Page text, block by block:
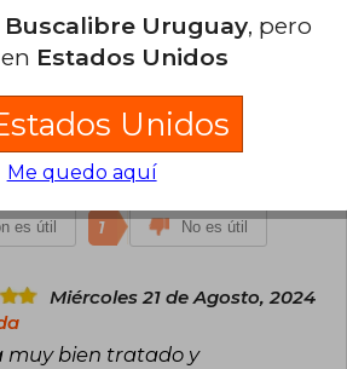
denuncia el libro: las
matar y ser peligrosas, aunque
eso y las embadurnen con
celos, clase,
Vale la pena de todas formas
por su calidad literaria y
es útil 1 No es útil
Miércoles 21 de Agosto, 2024
muy bien tratado y
Buscalibre Uruguay, pero
Estados Unidos
Unidos
Me quedo aquí